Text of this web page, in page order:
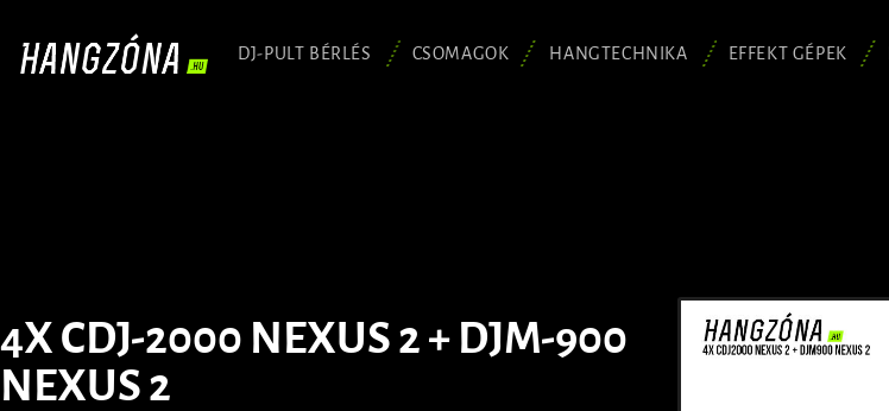
DJ-PULT BÉRLÉS CSOMAGOK HANGTECHNIKA EFFEKT GÉPEK
4X CDJ-2000 NEXUS 2 + DJM-900
NEXUS 2